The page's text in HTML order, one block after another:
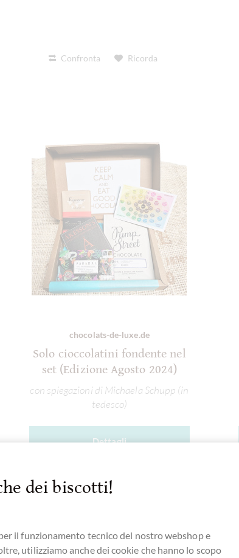
Confronta Ricorda
chocolats-de-luxe.de
Solo cioccolatini fondente nel
set (Edizione Agosto 2024)
con spiegazioni di Michaela Schupp (in
tedesco)
Dettagli
Confronta Ricorda
dei biscotti!
il funzionamento tecnico del nostro webshop e
utilizziamo anche dei cookie che hanno lo scopo